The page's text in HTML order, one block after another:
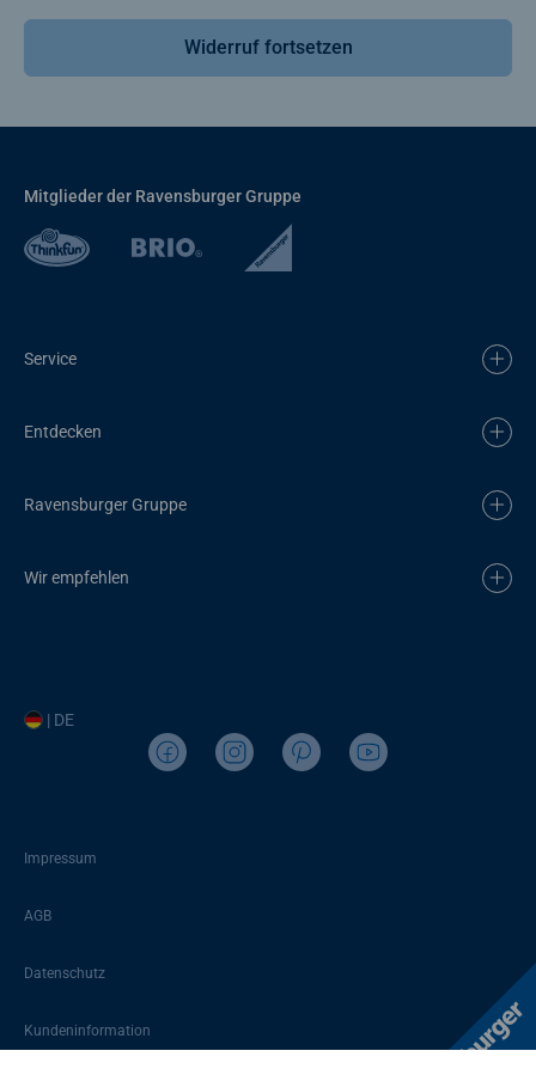
Widerruf fortsetzen
Mitglieder der Ravensburger Gruppe
Service
Entdecken
Ravensburger Gruppe
Wir empfehlen
| DE
Impressum
AGB
Datenschutz
Kundeninformation